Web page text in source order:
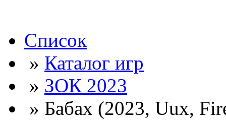
Список
» Каталог игр
» ЗОК 2023
» Бабах (2023, Uux,